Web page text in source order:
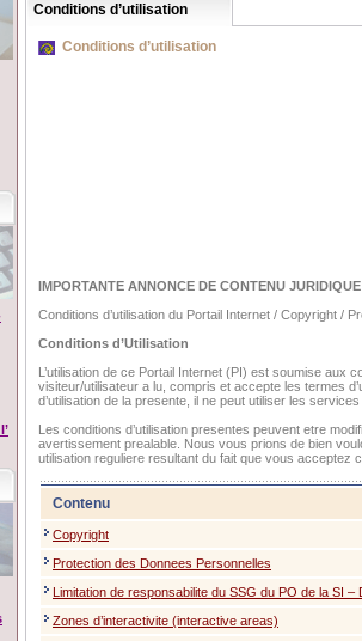
Conditions d’utilisation
Conditions d’utilisation
IMPORTANTE ANNONCE DE CONTENU JURIDIQUE
Conditions d’utilisation du Portail Internet / Copyright /
Conditions d’Utilisation
L’utilisation de ce Portail Internet (PI) est soumise aux
visiteur/utilisateur a lu, compris et accepte les termes
d’utilisation de la presente, il ne peut utiliser les
Les conditions d’utilisation presentes peuvent etre
avertissement prealable. Nous vous prions de bien
utilisation reguliere resultant du fait que vous acceptez
Contenu
Copyright
Protection des Donnees Personnelles
Limitation de responsabilite du SSG du PO de la SI
Zones d’interactivite (interactive areas)